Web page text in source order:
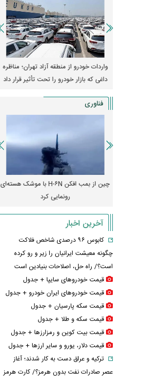
واردات خودرو از منطقه آزاد تهران؛ مناظره
داغی که بازار خودرو را تحت تأثیر قرار داد
فناوری
چین از بمب افکن H-۶N با موشک هسته‌ای
رونمایی کرد
آخرین اخبار
کابوس ۹۶ درصدی شاخص فلاکت
چگونه معیشت ایرانیان را زیر و رو کرده
است؟/ راه حل، اصلاحات بنیادین است
قیمت خودرو‌های سایپا + جدول
قیمت خودرو‌های ایران خودرو + جدول
قیمت سکه پارسیان + جدول
قیمت سکه و طلا + جدول
قیمت بیت کوین و رمزارز‌ها + جدول
قیمت دلار، یورو و سایر ارز‌ها + جدول
ترکیه و عراق دست به کار شدند؛ آغاز
عصر صادرات نفت بدون هرمز؟/ کارت هرمز